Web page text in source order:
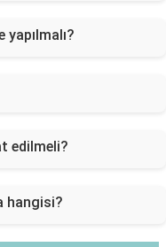
edilmeli?
hangisi?